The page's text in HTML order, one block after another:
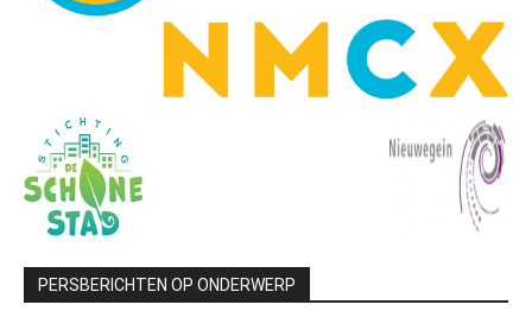
PERSBERICHTEN OP ONDERWERP